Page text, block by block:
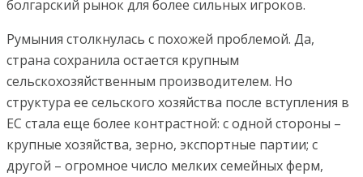
болгарский рынок для более сильных игроков.
Румыния столкнулась с похожей проблемой. Да,
страна сохранила остается крупным
сельскохозяйственным производителем. Но
структура ее сельского хозяйства после вступления в
ЕС стала еще более контрастной: с одной стороны –
крупные хозяйства, зерно, экспортные партии; с
другой – огромное число мелких семейных ферм,